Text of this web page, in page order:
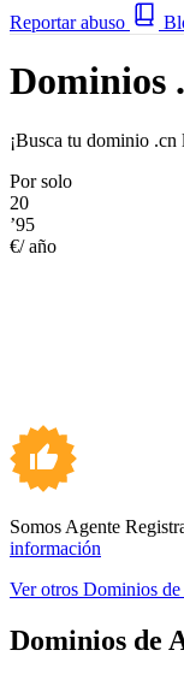
Reportar abuso
Dominios
¡Busca tu dominio
Por solo
20
’95
€/ año
Somos Agente
información
Ver otros Dominios de
Dominios de